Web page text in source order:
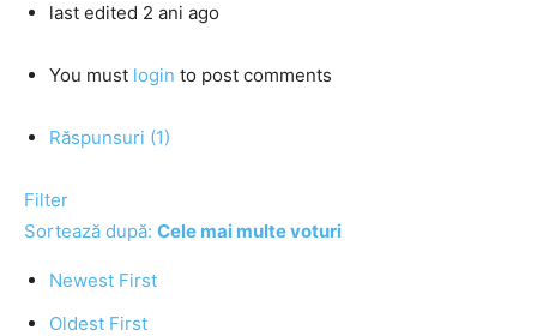
last edited 2 ani ago
You must login to post comments
Răspunsuri (1)
Filter
Sortează după: Cele mai multe voturi
Newest First
Oldest First